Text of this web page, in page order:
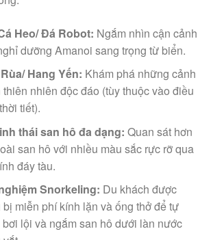
Heo/ Đá Robot: Ngắm nhìn cận cảnh
dưỡng Amanoi sang trọng từ biển.
Hang Yến: Khám phá những cảnh
thiên nhiên độc đáo (tùy thuộc vào điều
tiết).
thái san hô đa dạng: Quan sát hơn
san hô với nhiều màu sắc rực rỡ qua
đáy tàu.
Snorkeling: Du khách được
bị miễn phí kính lặn và ống thở để tự
bơi lội và ngắm san hô dưới làn nước